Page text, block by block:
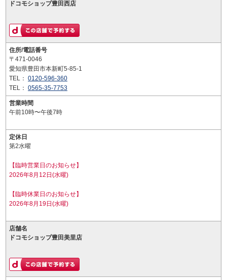
ドコモショップ豊田西店
住所/電話番号
〒471-0046
愛知県豊田市本新町5-85-1
TEL： 0120-596-360
TEL： 0565-35-7753
営業時間
午前10時〜午後7時
定休日
第2水曜
【臨時営業日のお知らせ】
2026年8月12日(水曜)
【臨時休業日のお知らせ】
2026年8月19日(水曜)
店舗名
ドコモショップ豊田美里店